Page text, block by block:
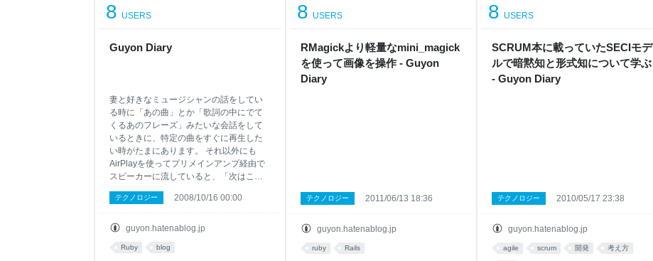
Guyon Diary
8 USERS
guyon.hatenablog.jp
妻と好きなミュージシャンの話をしてい
る時に「あの曲」とか「歌詞の中にでて
くるあのフレーズ」みたいな会話をして
いるときに、特定の曲をすぐに再生した
い時がたまにあります。 それ以外にも
AirPlayを使ってプリメインアンプ経由で
スピーカーに流していると、「次はこの
曲が聞きたい」とリクエストが入ること
もよくある日常です。 Musicアプリの検索
Music（iTunes）アプリを開いて、アーテ
して再生しており、これを楽にできたら
テクノロジー 2008/10/16 00:00
Ruby blog
RMagickより軽量なmini_magick
を使って画像を操作 - Guyon
Diary
8 USERS
guyon.hatenablog.jp
テクノロジー 2011/06/13 18:36
ruby Rails
SCRUM本に載っていたSECIモデ
ルで暗黙知と形式知について学ぶ
- Guyon Diary
8 USERS
guyon.hatenablog.jp
テクノロジー 2010/05/17 23:38
agile scrum 開発 考え方